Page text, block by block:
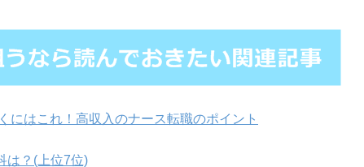
にはこれ！高収入のナース転職のポイント
は？(上位7位)